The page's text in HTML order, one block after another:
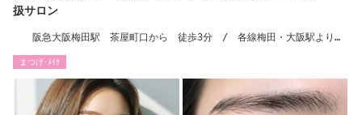
扱サロン
阪急大阪梅田駅 茶屋町口から 徒歩3分 / 各線梅田・大阪駅より
まつげ･ﾒｲｸ